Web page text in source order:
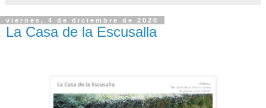
viernes, 4 de diciembre de 2020
La Casa de la Escusalla